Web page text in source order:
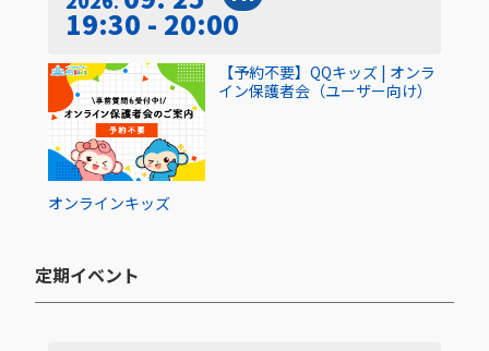
19:30 - 20:00
オンラインキッズ
【予約不要】QQキッズ | オンラ
イン保護者会（ユーザー向け）
定期イベント​